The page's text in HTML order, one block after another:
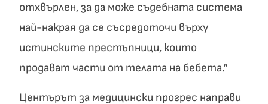
отхвърлен, за да може съдебната система
най-накрая да се съсредоточи върху
истинските престъпници, които
продават части от телата на бебета.“
Центърът за медицински прогрес направи